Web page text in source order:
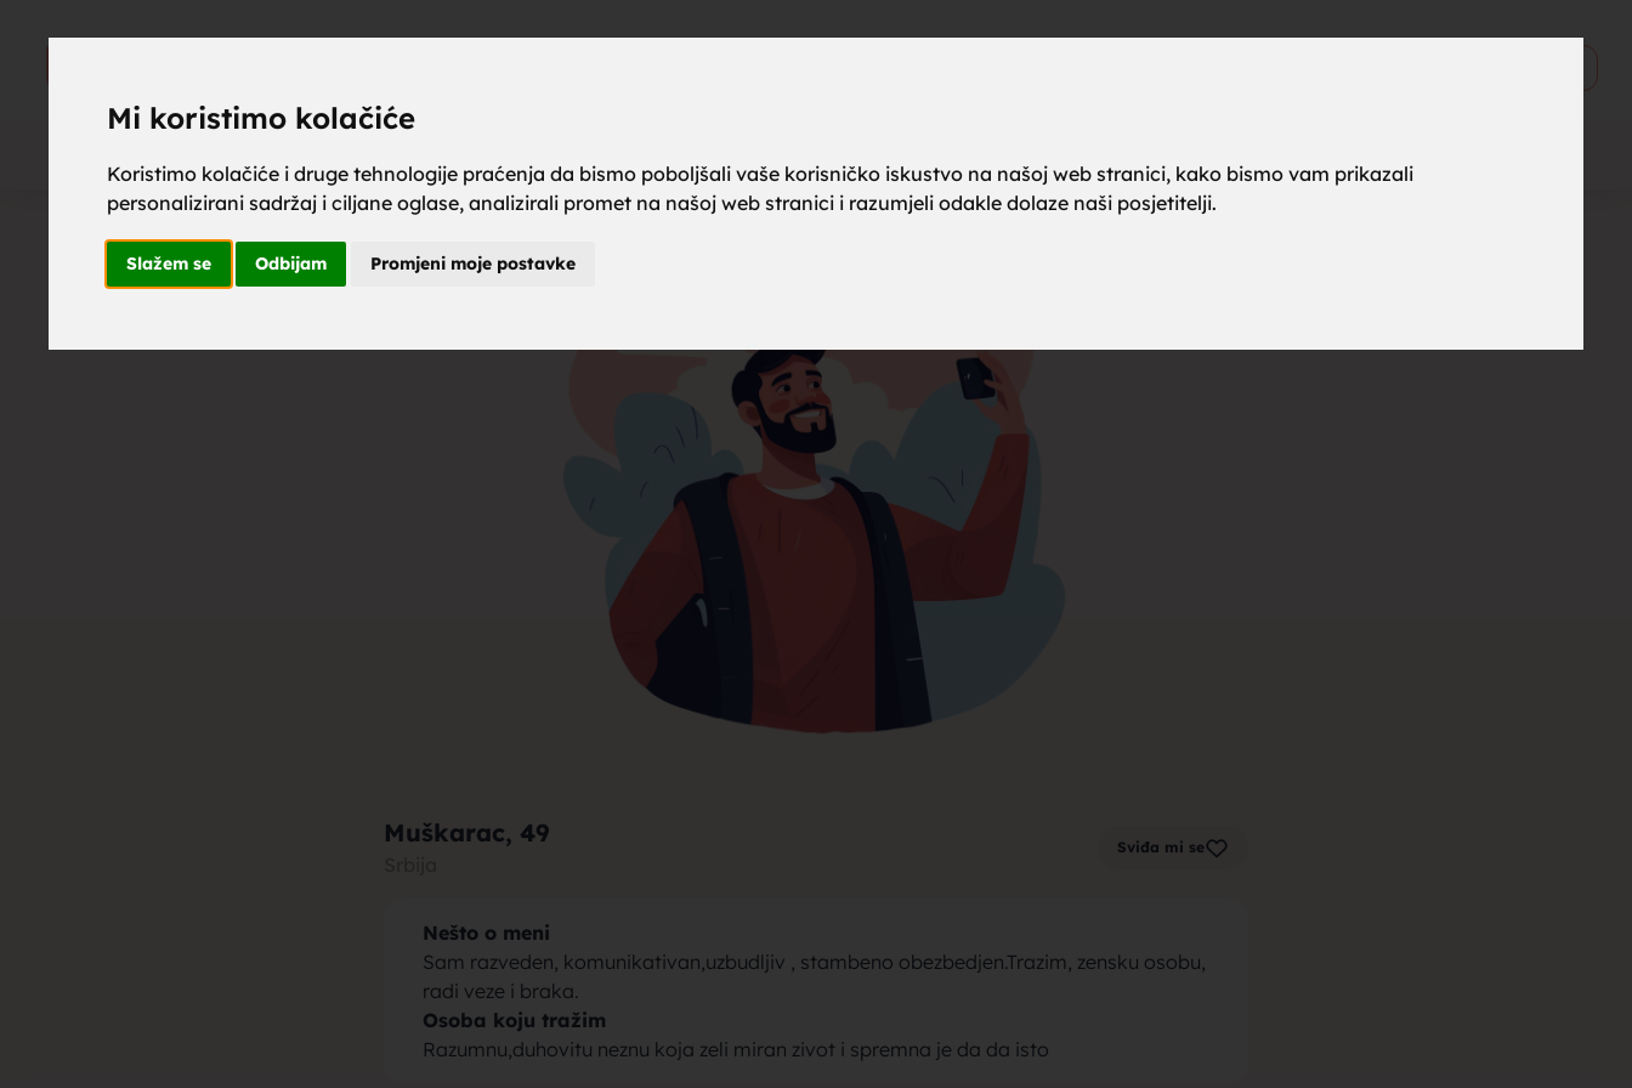
Mi koristimo kolačiće
Koristimo kolačiće i druge tehnologije praćenja da bismo poboljšali vaše korisničko iskustvo na našoj web stranici, kako bismo vam prikazali
personalizirani sadržaj i ciljane oglase, analizirali promet na našoj web stranici i razumjeli odakle dolaze naši posjetitelji.
Slažem se Odbijam Promjeni moje postavke
Muškarac, 49 Sviđa mi se
Nešto o meni
Sam razveden, komunikativan,uzbudljiv , stambeno obezbedjen.Trazim, zensku osobu,
radi veze i braka.
Osoba koju tražim
Razumnu,duhovitu neznu koja zeli miran zivot i spremna je da da isto
upoznaj za brak, zene za
brak, muskarci za brak,
upoznavanje za brak, tražim
muza za brak, tražim zenu za
brak, devojke za brak sa sela,
momci za brak sa sela, trazim